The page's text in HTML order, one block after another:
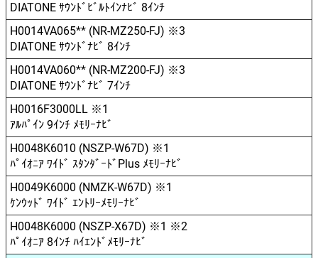
DIATONE ｻｳﾝﾄﾞﾋﾞﾙﾄｲﾝﾅﾋﾞ 8ｲﾝﾁ
H0014VA065** (NR-MZ250-FJ) ※3
DIATONE ｻｳﾝﾄﾞﾅﾋﾞ 8ｲﾝﾁ
H0014VA060** (NR-MZ200-FJ) ※3
DIATONE ｻｳﾝﾄﾞﾅﾋﾞ 7ｲﾝﾁ
H0016F3000LL ※1
ｱﾙﾊﾟｲﾝ 9ｲﾝﾁ ﾒﾓﾘｰﾅﾋﾞ
H0048K6010 (NSZP-W67D) ※1
ﾊﾟｲｵﾆｱ ﾜｲﾄﾞ ｽﾀﾝﾀﾞｰﾄﾞPlus ﾒﾓﾘｰﾅﾋﾞ
H0049K6000 (NMZK-W67D) ※1
ｹﾝｳｯﾄﾞ ﾜｲﾄﾞ ｴﾝﾄﾘｰﾒﾓﾘｰﾅﾋﾞ
H0048K6000 (NSZP-X67D) ※1 ※2
ﾊﾟｲｵﾆｱ 8ｲﾝﾁ ﾊｲｴﾝﾄﾞﾒﾓﾘｰﾅﾋﾞ